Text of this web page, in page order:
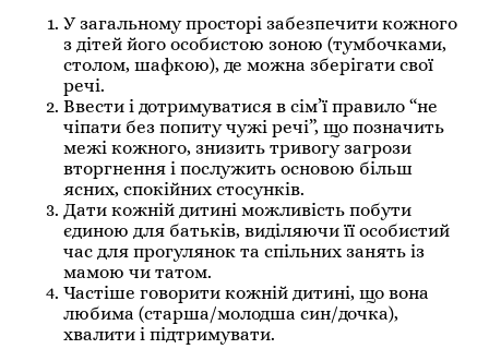
У загальному просторі забезпечити кожного
з дітей його особистою зоною (тумбочками,
столом, шафкою), де можна зберігати свої
речі.
Ввести і дотримуватися в сім’ї правило “не
чіпати без попиту чужі речі”, що позначить
межі кожного, знизить тривогу загрози
вторгнення і послужить основою більш
ясних, спокійних стосунків.
Дати кожній дитині можливість побути
єдиною для батьків, виділяючи її особистий
час для прогулянок та спільних занять із
мамою чи татом.
Частіше говорити кожній дитині, що вона
любима (старша/молодша син/дочка),
хвалити і підтримувати.